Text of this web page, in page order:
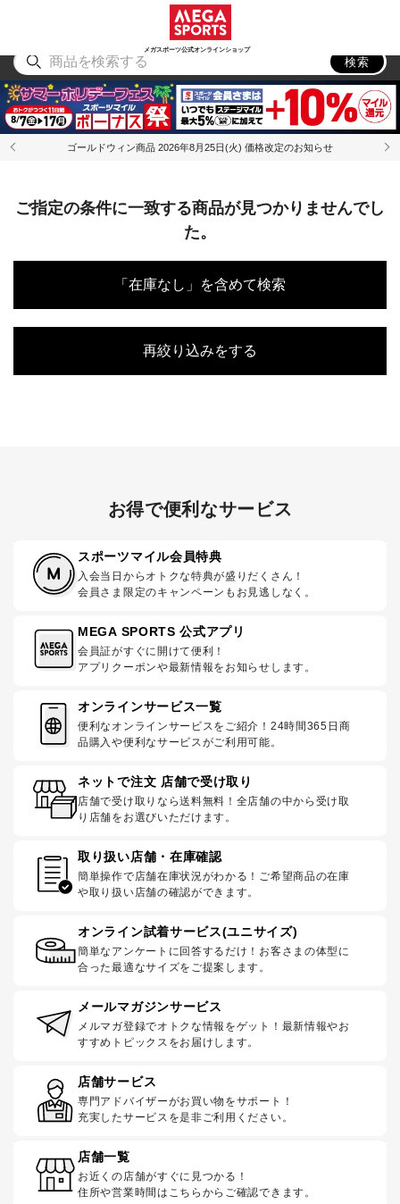
メガスポーツ公式オンラインショップ
アウトドア
検索
ゴールドウィン商品 2026年8月25日(火) 価格改定のお知らせ
ご指定の条件に一致する商品が見つかりませんでし
た。
「在庫なし」を含めて検索
再絞り込みをする
お得で便利なサービス
スポーツマイル会員特典
入会当日からオトクな特典が盛りだくさん！
会員さま限定のキャンペーンもお見逃しなく。
MEGA SPORTS 公式アプリ
会員証がすぐに開けて便利！
アプリクーポンや最新情報をお知らせします。
オンラインサービス一覧
便利なオンラインサービスをご紹介！24時間365日商
品購入や便利なサービスがご利用可能。
ネットで注文 店舗で受け取り
店舗で受け取りなら送料無料！全店舗の中から受け取
り店舗をお選びいただけます。
取り扱い店舗・在庫確認
簡単操作で店舗在庫状況がわかる！ご希望商品の在庫
や取り扱い店舗の確認ができます。
オンライン試着サービス(ユニサイズ)
簡単なアンケートに回答するだけ！お客さまの体型に
合った最適なサイズをご提案します。
メールマガジンサービス
メルマガ登録でオトクな情報をゲット！最新情報やお
すすめトピックスをお届けします。
店舗サービス
専門アドバイザーがお買い物をサポート！
充実したサービスを是非ご利用ください。
店舗一覧
お近くの店舗がすぐに見つかる！
住所や営業時間はこちらからご確認できます。